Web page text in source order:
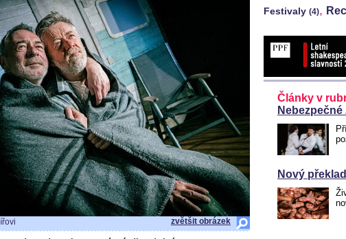
zvětšit obrázek
Festivaly (4),
Články v
Nový